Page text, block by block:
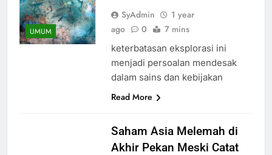
UMUM
SyAdmin
1 year
ago
0 7 mins
keterbatasan eksplorasi ini
menjadi persoalan mendesak
dalam sains dan kebijakan
Read More
Saham Asia Melemah di
Akhir Pekan Meski Catat